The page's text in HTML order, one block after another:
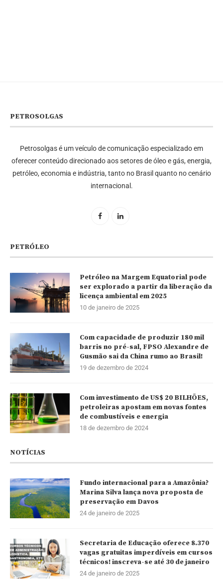
PETROSOLGAS
Petrosolgas é um veículo de comunicação especializado em
oferecer conteúdo direcionado aos setores de óleo e gás, energia,
petróleo, economia e indústria, tanto no Brasil quanto no cenário
internacional.
PETRÓLEO
Petróleo na Margem Equatorial pode
ser explorado a partir da liberação da
licença ambiental em 2025
10 de janeiro de 2025
Com capacidade de produzir 180 mil
barris no pré-sal, FPSO Alexandre de
Gusmão sai da China rumo ao Brasil!
19 de dezembro de 2024
Com investimento de US$ 20 BILHÕES,
petroleiras apostam em novas fontes
de combustíveis e energia
18 de dezembro de 2024
NOTÍCIAS
Fundo internacional para a Amazônia?
Marina Silva lança nova proposta de
preservação em Davos
24 de janeiro de 2025
Secretaria de Educação oferece 8.370
vagas gratuitas imperdíveis em cursos
técnicos! inscreva-se até 30 de janeiro
24 de janeiro de 2025